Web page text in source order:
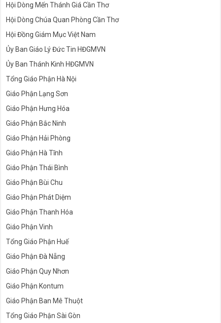
Hội Dòng Mến Thánh Giá Cần Thơ
Hội Dòng Chúa Quan Phòng Cần Thơ
Hội Đồng Giám Mục Việt Nam
Ủy Ban Giáo Lý Đức Tin HĐGMVN
Ủy Ban Thánh Kinh HĐGMVN
Tổng Giáo Phận Hà Nội
Giáo Phận Lạng Sơn
Giáo Phận Hưng Hóa
Giáo Phận Bắc Ninh
Giáo Phận Hải Phòng
Giáo Phận Hà Tĩnh
Giáo Phận Thái Bình
Giáo Phận Bùi Chu
Giáo Phận Phát Diệm
Giáo Phận Thanh Hóa
Giáo Phận Vinh
Tổng Giáo Phận Huế
Giáo Phận Đà Nẵng
Giáo Phận Quy Nhơn
Giáo Phận Kontum
Giáo Phận Ban Mê Thuột
Tổng Giáo Phận Sài Gòn